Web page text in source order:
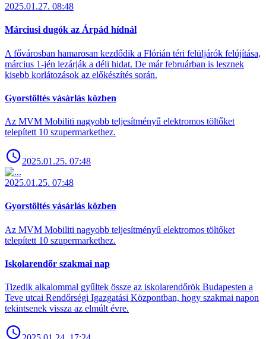
2025.01.27. 08:48
Márciusi dugók az Árpád hídnál
A fővárosban hamarosan kezdődik a Flórián téri felüljárók felújítása,
március 1-jén lezárják a déli hidat. De már februárban is lesznek
kisebb korlátozások az előkészítés során.
Gyorstöltés vásárlás közben
Az MVM Mobiliti nagyobb teljesítményű elektromos töltőket
telepített 10 szupermarkethez.
2025.01.25. 07:48
2025.01.25. 07:48
Gyorstöltés vásárlás közben
Az MVM Mobiliti nagyobb teljesítményű elektromos töltőket
telepített 10 szupermarkethez.
Iskolarendőr szakmai nap
Tizedik alkalommal gyűltek össze az iskolarendőrök Budapesten a
Teve utcai Rendőrségi Igazgatási Központban, hogy szakmai napon
tekintsenek vissza az elmúlt évre.